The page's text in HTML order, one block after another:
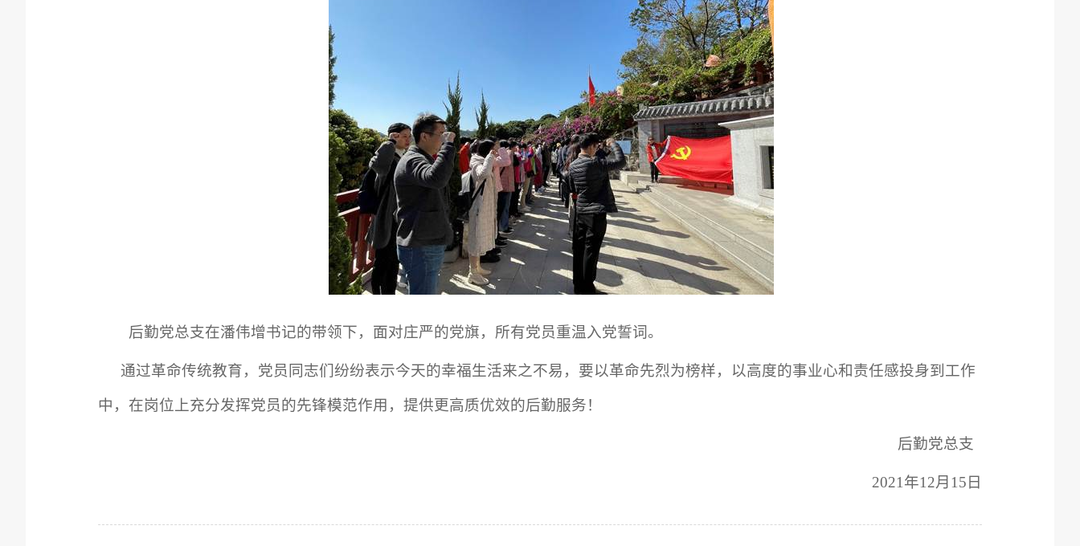
后勤党总支在潘伟增书记的带领下，面对庄严的党旗，所有党员重温入党誓词。
通过革命传统教育，党员同志们纷纷表示今天的幸福生活来之不易，要以革命先烈为榜样，以高度的事业心和责任感投身到工作
中，在岗位上充分发挥党员的先锋模范作用，提供更高质优效的后勤服务！
后勤党总支
2021 年12月15日